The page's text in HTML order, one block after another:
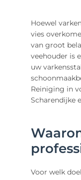
Hoewel
vies
van groot
veehouder is
uw
Reiniging in
Scharendijke
Voor welk